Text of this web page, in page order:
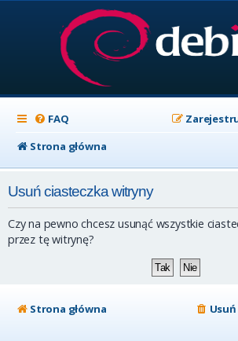
FAQ
Strona główna
Usuń ciasteczka witryny
Czy na pewno chcesz usunąć wszystkie
przez tę witrynę?
Strona główna